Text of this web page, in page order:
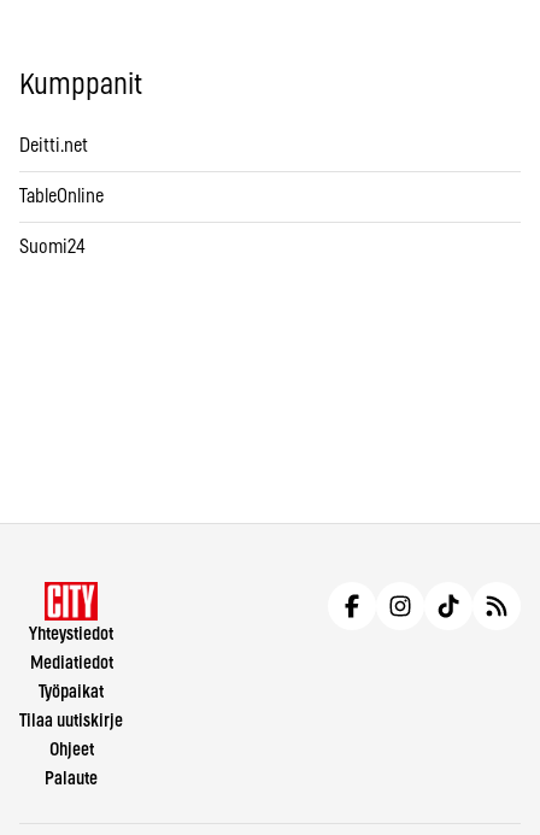
Kumppanit
Deitti.net
TableOnline
Suomi24
Yhteystiedot
Mediatiedot
Työpaikat
Tilaa uutiskirje
Ohjeet
Palaute